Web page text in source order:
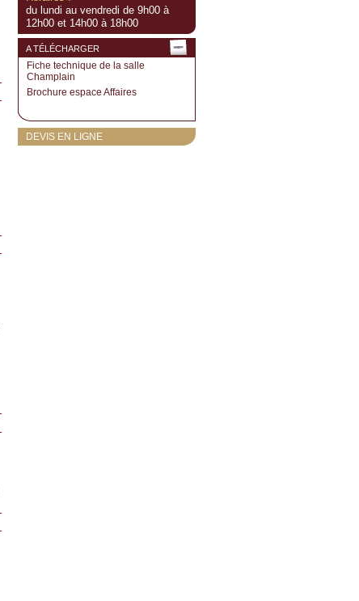
du lundi au vendredi de 9h00 à
12h00 et 14h00 à 18h00
A TÉLÉCHARGER
Fiche technique de la salle
Champlain
Brochure espace Affaires
DEVIS EN LIGNE